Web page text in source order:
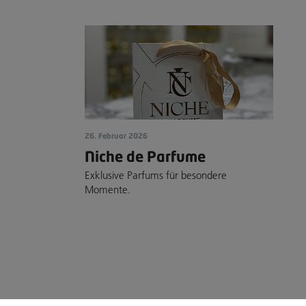
26. Februar 2026
Niche de Parfume
Exklusive Parfums für besondere
Momente.